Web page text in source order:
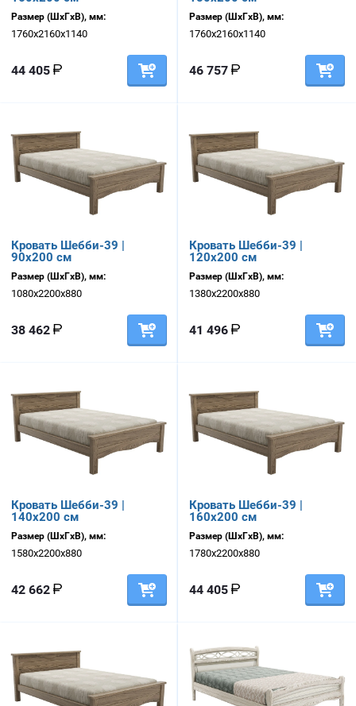
Размер (ШхГхВ), мм:
1760х2160х1140
44 405
Размер (ШхГхВ), мм:
1760х2160х1140
46 757
Кровать Шебби-39 |
90х200 см
Размер (ШхГхВ), мм:
1080х2200х880
38 462
Кровать Шебби-39 |
120х200 см
Размер (ШхГхВ), мм:
1380х2200х880
41 496
Кровать Шебби-39 |
140х200 см
Размер (ШхГхВ), мм:
1580х2200х880
42 662
Кровать Шебби-39 |
160х200 см
Размер (ШхГхВ), мм:
1780х2200х880
44 405